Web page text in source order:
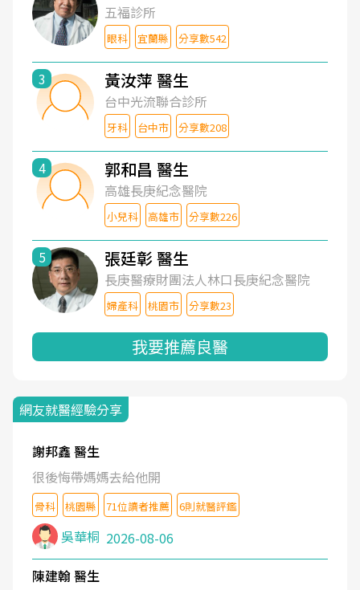
五福診所
眼科 宜蘭縣 分享數542
3 黃汝萍 醫生
台中光流聯合診所
牙科 台中市 分享數208
4 郭和昌 醫生
高雄長庚紀念醫院
小兒科 高雄市 分享數226
5 張廷彰 醫生
長庚醫療財團法人林口長庚紀念醫院
婦產科 桃園市 分享數23
我要推薦良醫
網友就醫經驗分享
謝邦鑫 醫生
很後悔帶媽媽去給他開
骨科 桃園縣 71位讀者推薦 6則就醫評鑑
吳華桐 2026-08-06
陳建翰 醫生